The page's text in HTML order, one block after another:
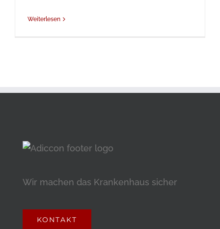
Weiterlesen
Wir machen das Krankenhaus sicher
KONTAKT